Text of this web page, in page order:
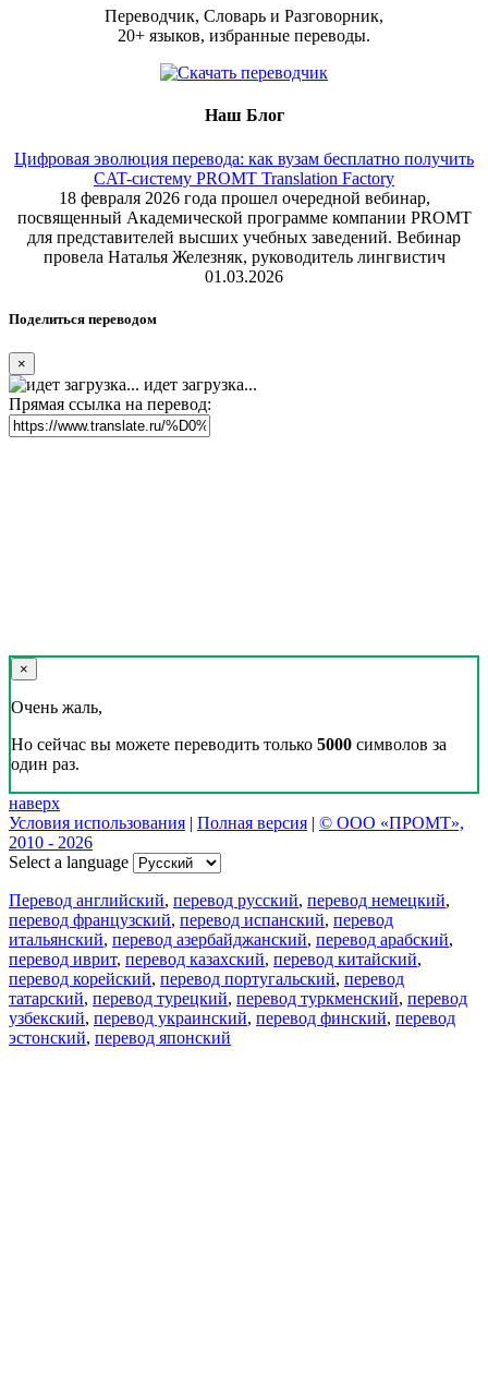
Переводчик, Словарь и Разговорник,
20+ языков, избранные переводы.
Наш Блог
Цифровая эволюция перевода: как вузам бесплатно получить
CAT-систему PROMT Translation Factory
18 февраля 2026 года прошел очередной вебинар,
посвященный Академической программе компании PROMT
для представителей высших учебных заведений. Вебинар
провела Наталья Железняк, руководитель лингвистич
01.03.2026
Поделиться переводом
×
идет загрузка...
Прямая ссылка на перевод:
×
Очень жаль,
Но сейчас вы можете переводить только 5000 символов за
один раз.
наверх
Условия использования | Полная версия | © ООО «ПРОМТ»,
2010 - 2026
Select a language
Перевод английский, перевод русский, перевод немецкий,
перевод французский, перевод испанский, перевод
итальянский, перевод азербайджанский, перевод арабский,
перевод иврит, перевод казахский, перевод китайский,
перевод корейский, перевод португальский, перевод
татарский, перевод турецкий, перевод туркменский, перевод
узбекский, перевод украинский, перевод финский, перевод
эстонский, перевод японский